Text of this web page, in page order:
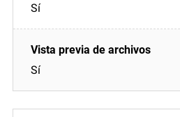
Sí
Sí